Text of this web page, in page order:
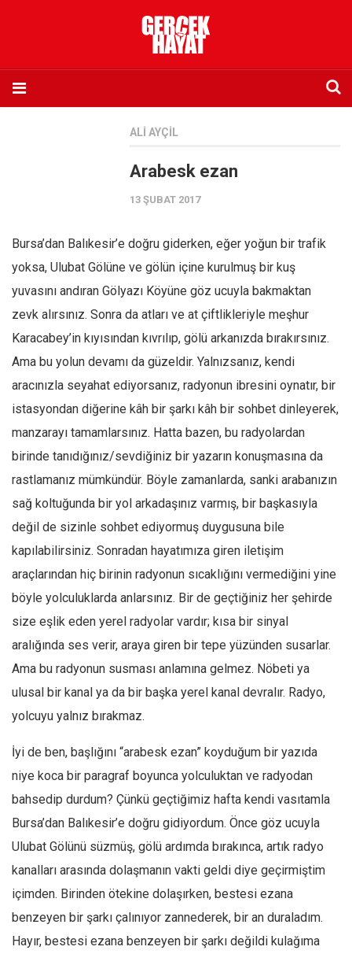
Eksik sayıların temini
Sosyal Medya
Twitter
Facebook
Instagram
YouTube
Editörden
Kemal Özer
Mahmut Toptaş
Yvonne Ridley
Barış Tarımcıoğlu
Ömer Kayani
Yusuf Armağan
Hasanali Yıldırım
Leyla Şerif Emin
Abir E. Nahas
Amina S. Jenenkovic
Bağdagül Öz
Bu Sayı
Tüm Sayılar
Kategoriler
ALI AYÇIL
Arabesk ezan
13 ŞUBAT 2017
Bursa’dan Balıkesir’e doğru giderken, eğer yoğun bir trafik
yoksa, Ulubat Gölüne ve gölün içine kurulmuş bir kuş
yuvasını andıran Gölyazı Köyüne göz ucuyla bakmaktan
zevk alırsınız. Sonra da atları ve at çiftlikleriyle meşhur
Karacabey’in kıyısından kıvrılıp, gölü arkanızda bırakırsınız.
Ama bu yolun devamı da güzeldir. Yalnızsanız, kendi
aracınızla seyahat ediyorsanız, radyonun ibresini oynatır, bir
istasyondan diğerine kâh bir şarkı kâh bir sohbet dinleyerek,
manzarayı tamamlarsınız. Hatta bazen, bu radyolardan
birinde tanıdığınız/sevdiğiniz bir yazarın konuşmasına da
rastlamanız mümkündür. Böyle zamanlarda, sanki arabanızın
sağ koltuğunda bir yol arkadaşınız varmış, bir başkasıyla
değil de sizinle sohbet ediyormuş duygusuna bile
kapılabilirsiniz. Sonradan hayatımıza giren iletişim
araçlarından hiç birinin radyonun sıcaklığını vermediğini yine
böyle yolculuklarda anlarsınız. Bir de geçtiğiniz her şehirde
size eşlik eden yerel radyolar vardır; kısa bir sinyal
aralığında ses verir, araya giren bir tepe yüzünden susarlar.
Ama bu radyonun susması anlamına gelmez. Nöbeti ya
ulusal bir kanal ya da bir başka yerel kanal devralır. Radyo,
yolcuyu yalnız bırakmaz.
İyi de ben, başlığını “arabesk ezan” koyduğum bir yazıda
niye koca bir paragraf boyunca yolculuktan ve radyodan
bahsedip durdum? Çünkü geçtiğimiz hafta kendi vasıtamla
Bursa’dan Balıkesir’e doğru gidiyordum. Önce göz ucuyla
Ulubat Gölünü süzmüş, gölü ardımda bırakınca, artık radyo
kanalları arasında dolaşmanın vakti geldi diye geçirmiştim
içimden. Birinden ötekine dolaşırken, bestesi ezana
benzeyen bir şarkı çalınıyor zannederek, bir an duraladım.
Hayır, bestesi ezana benzeyen bir şarkı değildi kulağıma